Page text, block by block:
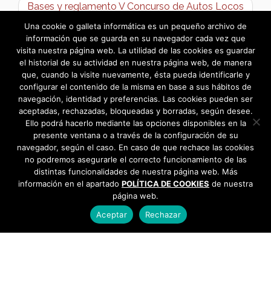
Bases y reglamento V Concurso de Autos Locos
→
Una cookie o galleta informática es un pequeño archivo de
información que se guarda en su navegador cada vez que
visita nuestra página web. La utilidad de las cookies es guardar
el historial de su actividad en nuestra página web, de manera
que, cuando la visite nuevamente, ésta pueda identificarle y
configurar el contenido de la misma en base a sus hábitos de
navegación, identidad y preferencias. Las cookies pueden ser
aceptadas, rechazadas, bloqueadas y borradas, según desee.
Ello podrá hacerlo mediante las opciones disponibles en la
presente ventana o a través de la configuración de su
navegador, según el caso. En caso de que rechace las cookies
no podremos asegurarle el correcto funcionamiento de las
distintas funcionalidades de nuestra página web. Más
información en el apartado POLÍTICA DE COOKIES de nuestra
página web.
Aceptar
Rechazar